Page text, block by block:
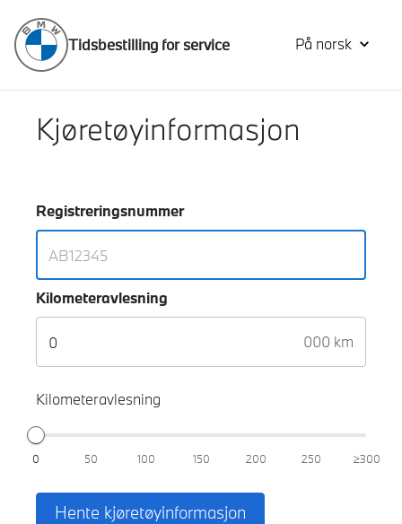
Tidsbestilling for service På norsk
Kjøretøyinformasjon
Registreringsnummer
Kilometeravlesning
000 km
Kilometeravlesning
0 50 100 150 200 250 ≥300
Hente kjøretøyinformasjon